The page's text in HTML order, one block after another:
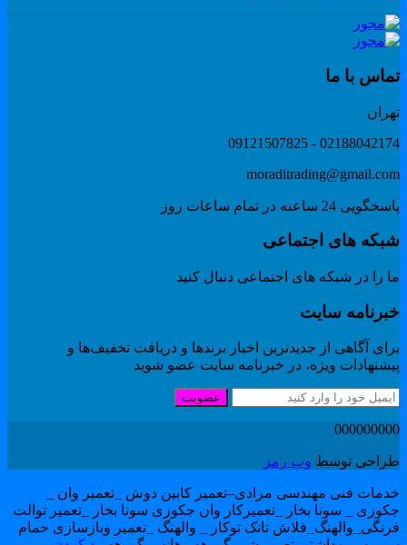
با ما
02188042174 -
24 ساعته در تمام ساعات روز
های اجتماعی
را در شبکه های اجتماعی دنبال کنید
سایت
آگاهی از جدیدترین اخبار برندها و دریافت تخفیف‌ها و
ویژه، در خبرنامه سایت عضو شوید
عضویت
توسطوب رمز
فنی مهندسی مرادی–تعمیر کابین دوش _تعمیر وان _
_ سونا بخار _تعمیرکار وان جکوزی سونا بخار _تعمیر توالت
تانک توکار _ والهنگ _تعمیر وبازسازی حمام